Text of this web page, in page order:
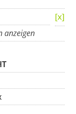
anzeigen